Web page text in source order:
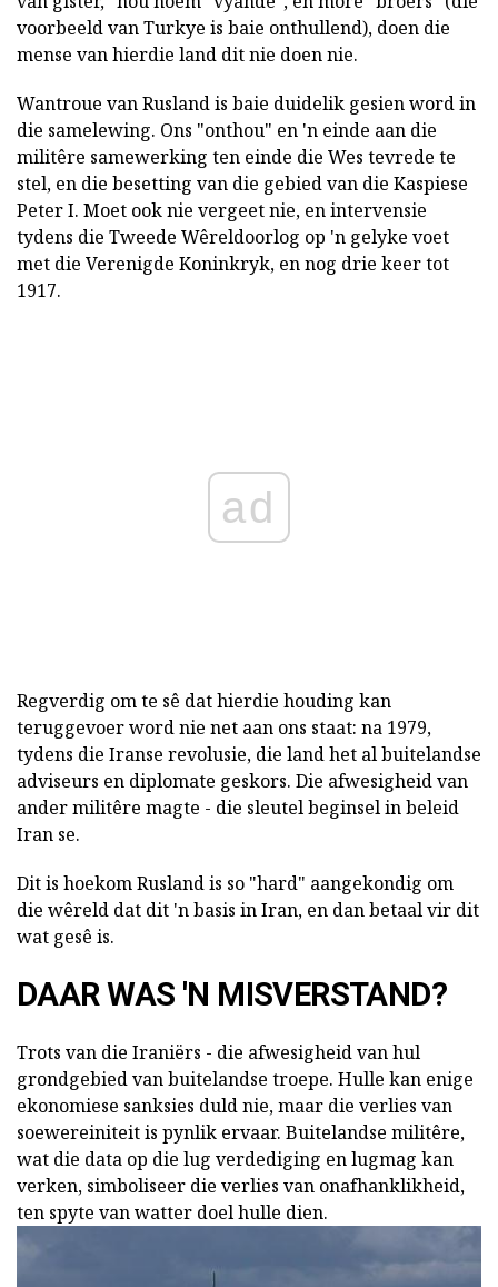
voorbeeld van Turkye is baie onthullend), doen die
mense van hierdie land dit nie doen nie.
Wantroue van Rusland is baie duidelik gesien word in
die samelewing. Ons "onthou" en 'n einde aan die
militêre samewerking ten einde die Wes tevrede te
stel, en die besetting van die gebied van die Kaspiese
Peter I. Moet ook nie vergeet nie, en intervensie
tydens die Tweede Wêreldoorlog op 'n gelyke voet
met die Verenigde Koninkryk, en nog drie keer tot
1917.
ad
Regverdig om te sê dat hierdie houding kan
teruggevoer word nie net aan ons staat: na 1979,
tydens die Iranse revolusie, die land het al buitelandse
adviseurs en diplomate geskors. Die afwesigheid van
ander militêre magte - die sleutel beginsel in beleid
Iran se.
Dit is hoekom Rusland is so "hard" aangekondig om
die wêreld dat dit 'n basis in Iran, en dan betaal vir dit
wat gesê is.
DAAR WAS 'N MISVERSTAND?
Trots van die Iraniërs - die afwesigheid van hul
grondgebied van buitelandse troepe. Hulle kan enige
ekonomiese sanksies duld nie, maar die verlies van
soewereiniteit is pynlik ervaar. Buitelandse militêre,
wat die data op die lug verdediging en lugmag kan
verken, simboliseer die verlies van onafhanklikheid,
ten spyte van watter doel hulle dien.